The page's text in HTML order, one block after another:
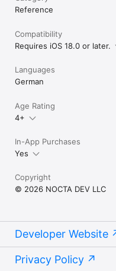
Reference
Compatibility
Requires iOS 18.0 or later.
Languages
German
Age Rating
4+
In-App Purchases
Yes
Copyright
© 2026 NOCTA DEV LLC
Developer Website
Privacy Policy